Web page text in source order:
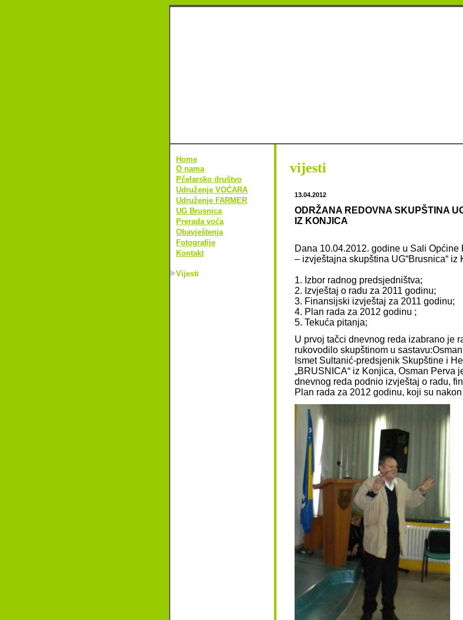
Home
O nama
Pčelarsko društvo
Udruženje VOĆARA
Udruženje FARMER
UG Brusnica
Prerada voća
Obavještenja
Fotografije
Kontakt
Vijesti
vijesti
13.04.2012
ODRŽANA REDOVNA SKUPŠTINA
IZ KONJICA
Dana 10.04.2012. godine u Sali
– izvještajna skupština UG“Brusnica“ iz
1. Izbor radnog predsjedništva;
2. Izvještaj o radu za 2011 godinu;
3. Finansijski izvještaj za 2011 godinu;
4. Plan rada za 2012 godinu ;
5. Tekuća pitanja;
U prvoj tačci dnevnog reda izabrano je
rukovodilo skupštinom u
Ismet Sultanić-predsjenik Skupštine i
„BRUSNICA“ iz Konjica, Osman Perva
dnevnog reda podnio izvještaj o radu,
Plan rada za 2012 godinu, koji su